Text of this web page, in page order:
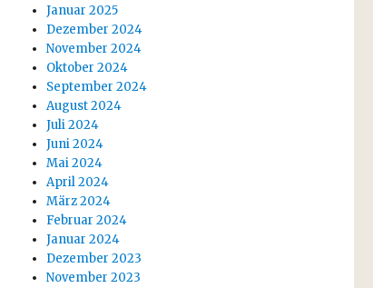
Januar 2025
Dezember 2024
November 2024
Oktober 2024
September 2024
August 2024
Juli 2024
Juni 2024
Mai 2024
April 2024
März 2024
Februar 2024
Januar 2024
Dezember 2023
November 2023